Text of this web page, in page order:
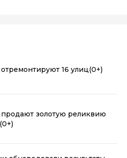
16 улиц(0+)
золотую реликвию
(0+)